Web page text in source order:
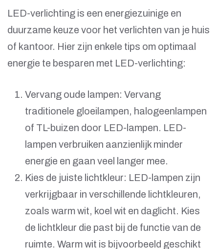
LED-verlichting is een energiezuinige en
duurzame keuze voor het verlichten van je huis
of kantoor. Hier zijn enkele tips om optimaal
energie te besparen met LED-verlichting:
Vervang oude lampen: Vervang
traditionele gloeilampen, halogeenlampen
of TL-buizen door LED-lampen. LED-
lampen verbruiken aanzienlijk minder
energie en gaan veel langer mee.
Kies de juiste lichtkleur: LED-lampen zijn
verkrijgbaar in verschillende lichtkleuren,
zoals warm wit, koel wit en daglicht. Kies
de lichtkleur die past bij de functie van de
ruimte. Warm wit is bijvoorbeeld geschikt